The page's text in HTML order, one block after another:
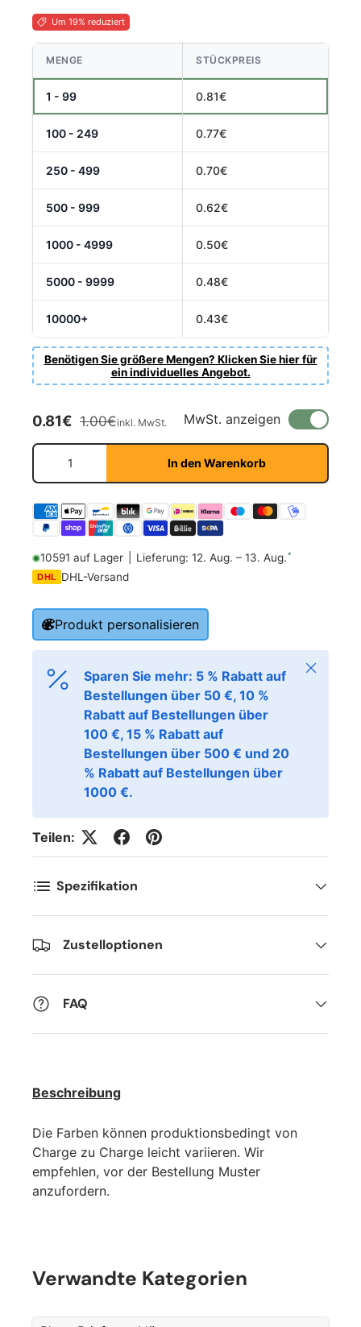
Um 19% reduziert
MENGE STÜCKPREIS
1 - 99 0.81€
100 - 249 0.77€
250 - 499 0.70€
500 - 999 0.62€
1000 - 4999 0.50€
5000 - 9999 0.48€
10000+ 0.43€
Benötigen Sie größere Mengen? Klicken Sie hier für
ein individuelles Angebot.
Verkaufspreis
0.81€ Normaler Preis
1.00€inkl. MwSt. MwSt. anzeigen
Anzahl
In den Warenkorb
10591 auf Lager Lieferung: 12. Aug. – 13. Aug.*
DHL DHL-Versand
Produkt personalisieren
Sparen Sie mehr: 5 % Rabatt auf
Bestellungen über 50 €, 10 %
Rabatt auf Bestellungen über
100 €, 15 % Rabatt auf
Bestellungen über 500 € und 20
% Rabatt auf Bestellungen über
1000 €.
Schließen
Teilen:
Spezifikation
Zustelloptionen
FAQ
Beschreibung
Die Farben können produktionsbedingt von
Charge zu Charge leicht variieren. Wir
empfehlen, vor der Bestellung Muster
anzufordern.
Verwandte Kategorien